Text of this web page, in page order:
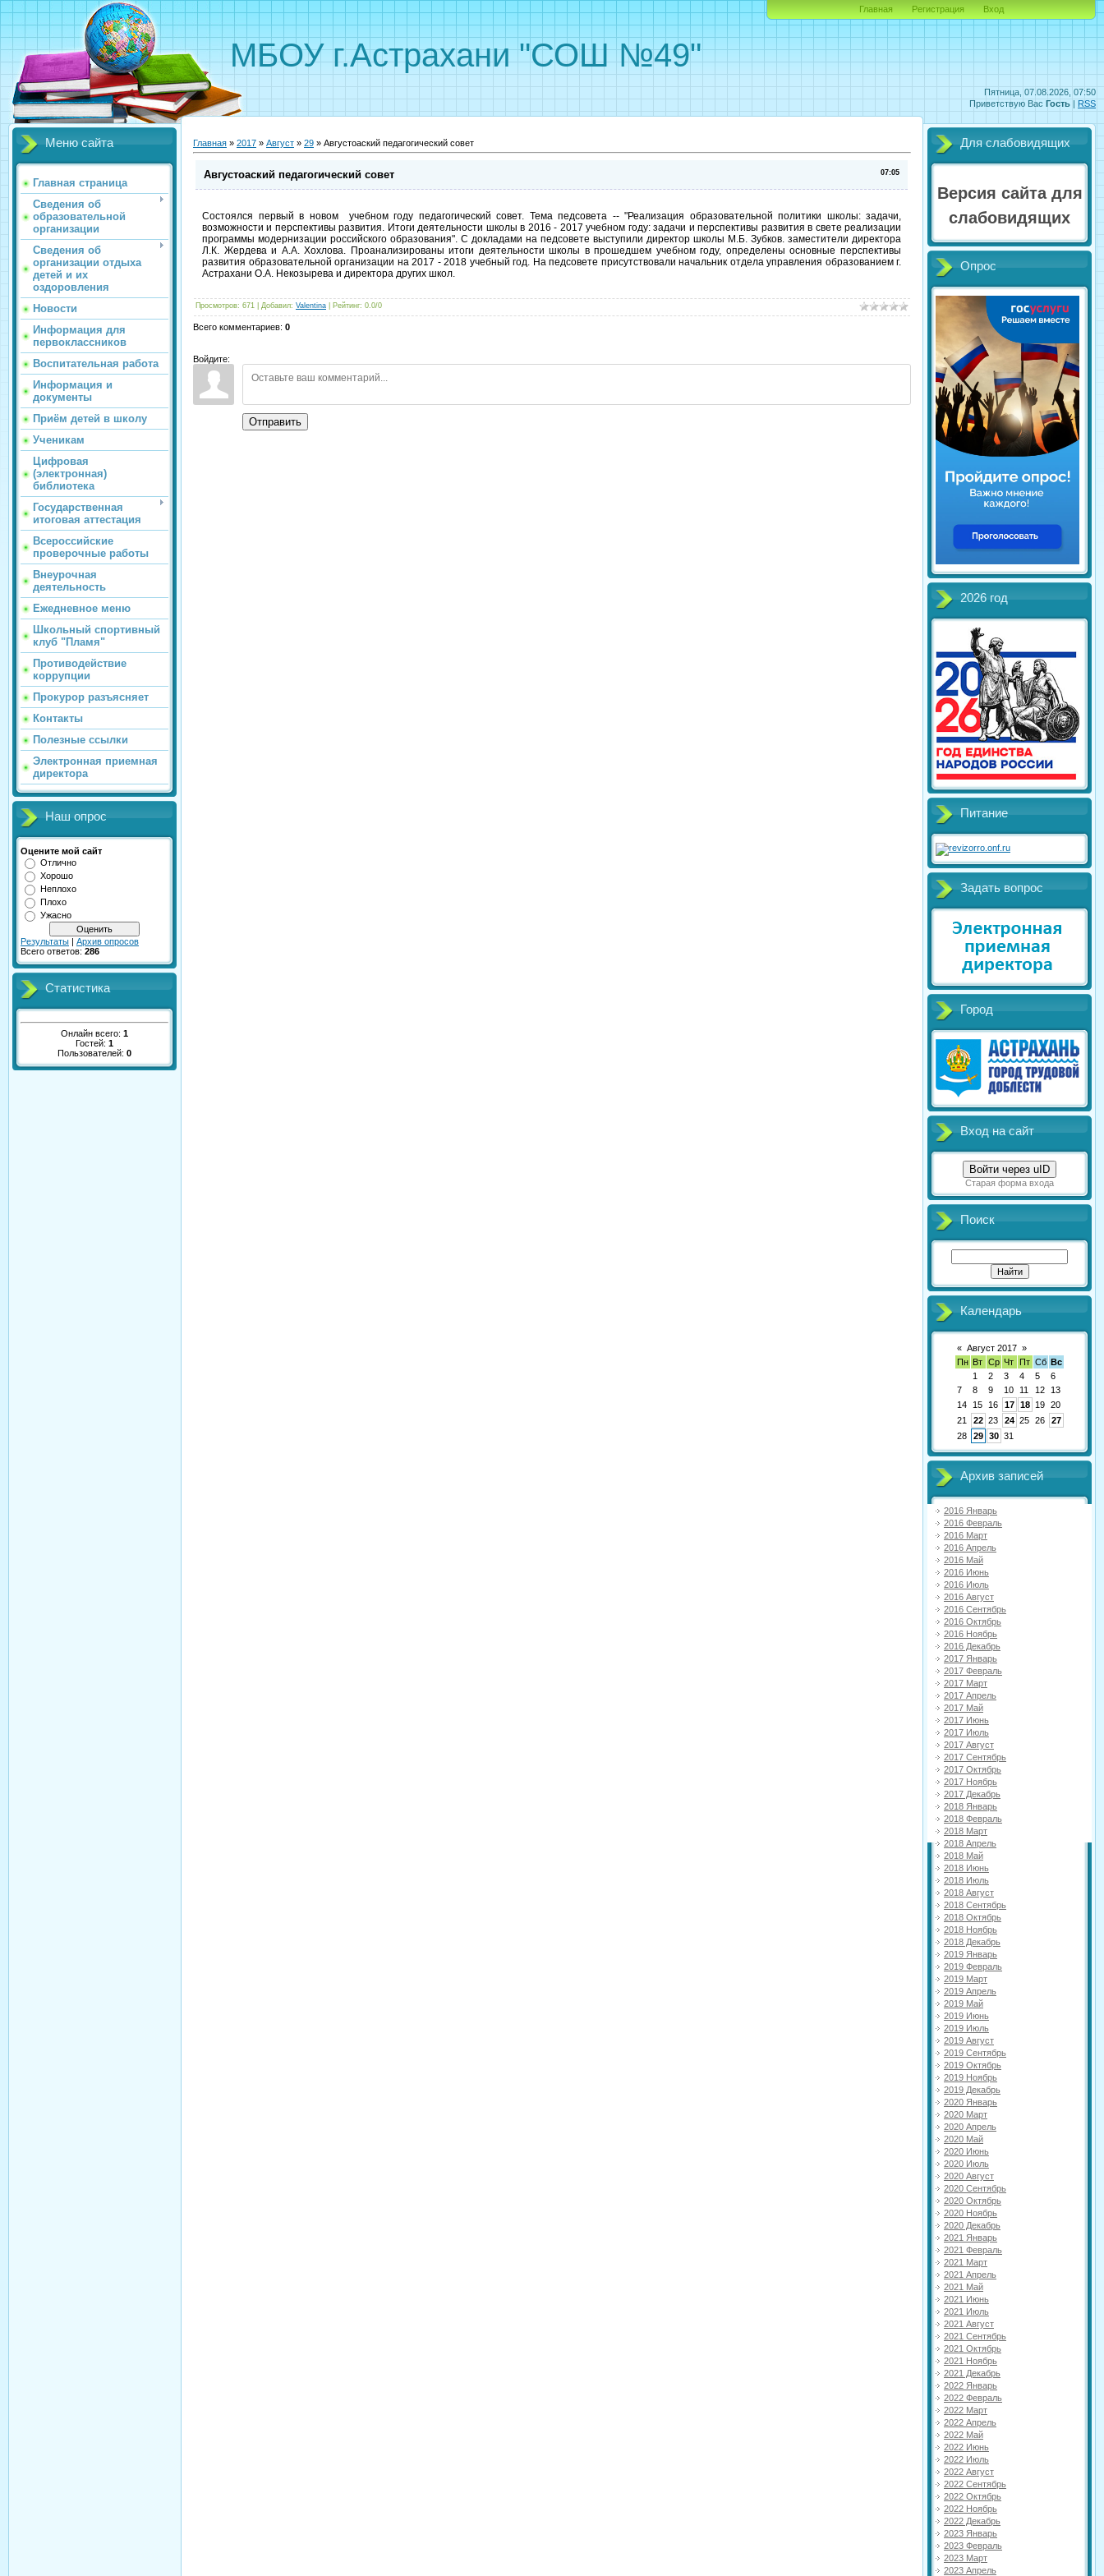
Пятница, 07.08.2026, 07:50
Приветствую Вас Гость | RSS
МБОУ г.Астрахани "СОШ №49"
Главная Регистрация Вход
Меню сайта
Главная страница
Сведения об
образовательной
организации
Сведения об
организации отдыха
детей и их
оздоровления
Новости
Информация для
первоклассников
Воспитательная работа
Информация и
документы
Приём детей в школу
Ученикам
Цифровая
(электронная)
библиотека
Государственная
итоговая аттестация
Всероссийские
проверочные работы
Внеурочная
деятельность
Ежедневное меню
Школьный спортивный
клуб "Пламя"
Противодействие
коррупции
Прокурор разъясняет
Контакты
Полезные ссылки
Электронная приемная
директора
Наш опрос
Оцените мой сайт
Отлично
Хорошо
Неплохо
Плохо
Ужасно
Результаты | Архив опросов
Всего ответов: 286
Статистика
Онлайн всего: 1
Гостей: 1
Пользователей: 0
Главная » 2017 » Август » 29 » Августоаский педагогический совет
07:05
Августоаский педагогический совет
Состоялся первый в новом учебном году педагогический совет. Тема педсовета -- "Реализация образовательной политики школы: задачи,
возможности и перспективы развития. Итоги деятельности школы в 2016 - 2017 учебном году: задачи и перспективы развития в свете реализации
программы модернизации российского образования". С докладами на педсовете выступили директор школы М.Б. Зубков. заместители директора
Л.К. Жердева и А.А. Хохлова. Проанализированы итоги деятельности школы в прошедшем учебном году, определены основные перспективы
развития образовательной организации на 2017 - 2018 учебный год. На педсовете присутствовали начальник отдела управления образованием г.
Астрахани О.А. Некозырева и директора других школ.
Просмотров: 671 Добавил: Valentina Рейтинг: 0.0/0
Всего комментариев: 0
Войдите:
Отправить
Для слабовидящих
Версия сайта для
слабовидящих
Опрос
2026 год
Питание
Задать вопрос
Город
Вход на сайт
Войти через uID
Старая форма входа
Поиск
Календарь
« Август 2017 »
Пн Вт Ср Чт Пт Сб Вс
1
2 3 4 5
6
7
8 9 10 11 12
13
14
15 16 17 18 19 20
21
22 23 24 25 26
27
28
29 30 31
Архив записей
2016 Январь
2016 Февраль
2016 Март
2016 Апрель
2016 Май
2016 Июнь
2016 Июль
2016 Август
2016 Сентябрь
2016 Октябрь
2016 Ноябрь
2016 Декабрь
2017 Январь
2017 Февраль
2017 Март
2017 Апрель
2017 Май
2017 Июнь
2017 Июль
2017 Август
2017 Сентябрь
2017 Октябрь
2017 Ноябрь
2017 Декабрь
2018 Январь
2018 Февраль
2018 Март
2018 Апрель
2018 Май
2018 Июнь
2018 Июль
2018 Август
2018 Сентябрь
2018 Октябрь
2018 Ноябрь
2018 Декабрь
2019 Январь
2019 Февраль
2019 Март
2019 Апрель
2019 Май
2019 Июнь
2019 Июль
2019 Август
2019 Сентябрь
2019 Октябрь
2019 Ноябрь
2019 Декабрь
2020 Январь
2020 Март
2020 Апрель
2020 Май
2020 Июнь
2020 Июль
2020 Август
2020 Сентябрь
2020 Октябрь
2020 Ноябрь
2020 Декабрь
2021 Январь
2021 Февраль
2021 Март
2021 Апрель
2021 Май
2021 Июнь
2021 Июль
2021 Август
2021 Сентябрь
2021 Октябрь
2021 Ноябрь
2021 Декабрь
2022 Январь
2022 Февраль
2022 Март
2022 Апрель
2022 Май
2022 Июнь
2022 Июль
2022 Август
2022 Сентябрь
2022 Октябрь
2022 Ноябрь
2022 Декабрь
2023 Январь
2023 Февраль
2023 Март
2023 Апрель